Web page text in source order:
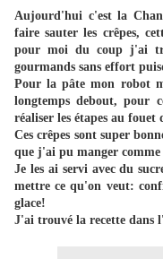
Aujourd'hui c'est la
faire sauter les crêpes,
pour moi du coup j'ai
gourmands sans effort
Pour la pâte mon robot
longtemps debout,
réaliser les étapes au fouet
Ces crêpes sont super
que j'ai pu manger
Je les ai servi avec du
mettre ce qu'on veut:
glace!
J'ai trouvé la recette dans